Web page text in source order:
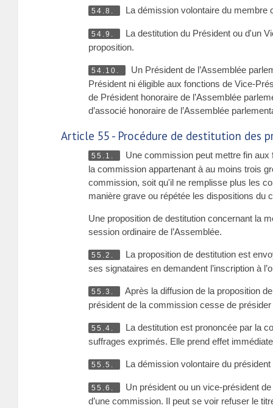
54.8. La démission volontaire du membre
54.9.
La destitution du Président ou d'un
proposition.
54.10.
Un Président de l’Assemblée
Président ni éligible aux fonctions de Vice-
de Président honoraire de l’Assemblée
d’associé honoraire de l’Assemblée
Article 55 - Procédure de destitution des
55.1.
Une commission peut mettre fin aux
la commission appartenant à au moins trois
commission, soit qu'il ne remplisse plus les
manière grave ou répétée les dispositions du
Une proposition de destitution concernant la
session ordinaire de l’Assemblée.
55.2.
La proposition de destitution est
ses signataires en demandent l’inscription à
55.3.
Après la diffusion de la proposition
président de la commission cesse de
55.4.
La destitution est prononcée par la
suffrages exprimés. Elle prend effet
55.5. La démission volontaire du
55.6.
Un président ou un vice-président
d’une commission. Il peut se voir refuser le